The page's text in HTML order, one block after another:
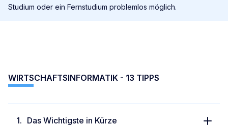
Studium oder ein Fernstudium problemlos möglich.
WIRTSCHAFTSINFORMATIK - 13 TIPPS
Das Wichtigste in Kürze